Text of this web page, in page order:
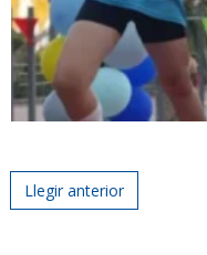
Post navigation
Llegir anterior